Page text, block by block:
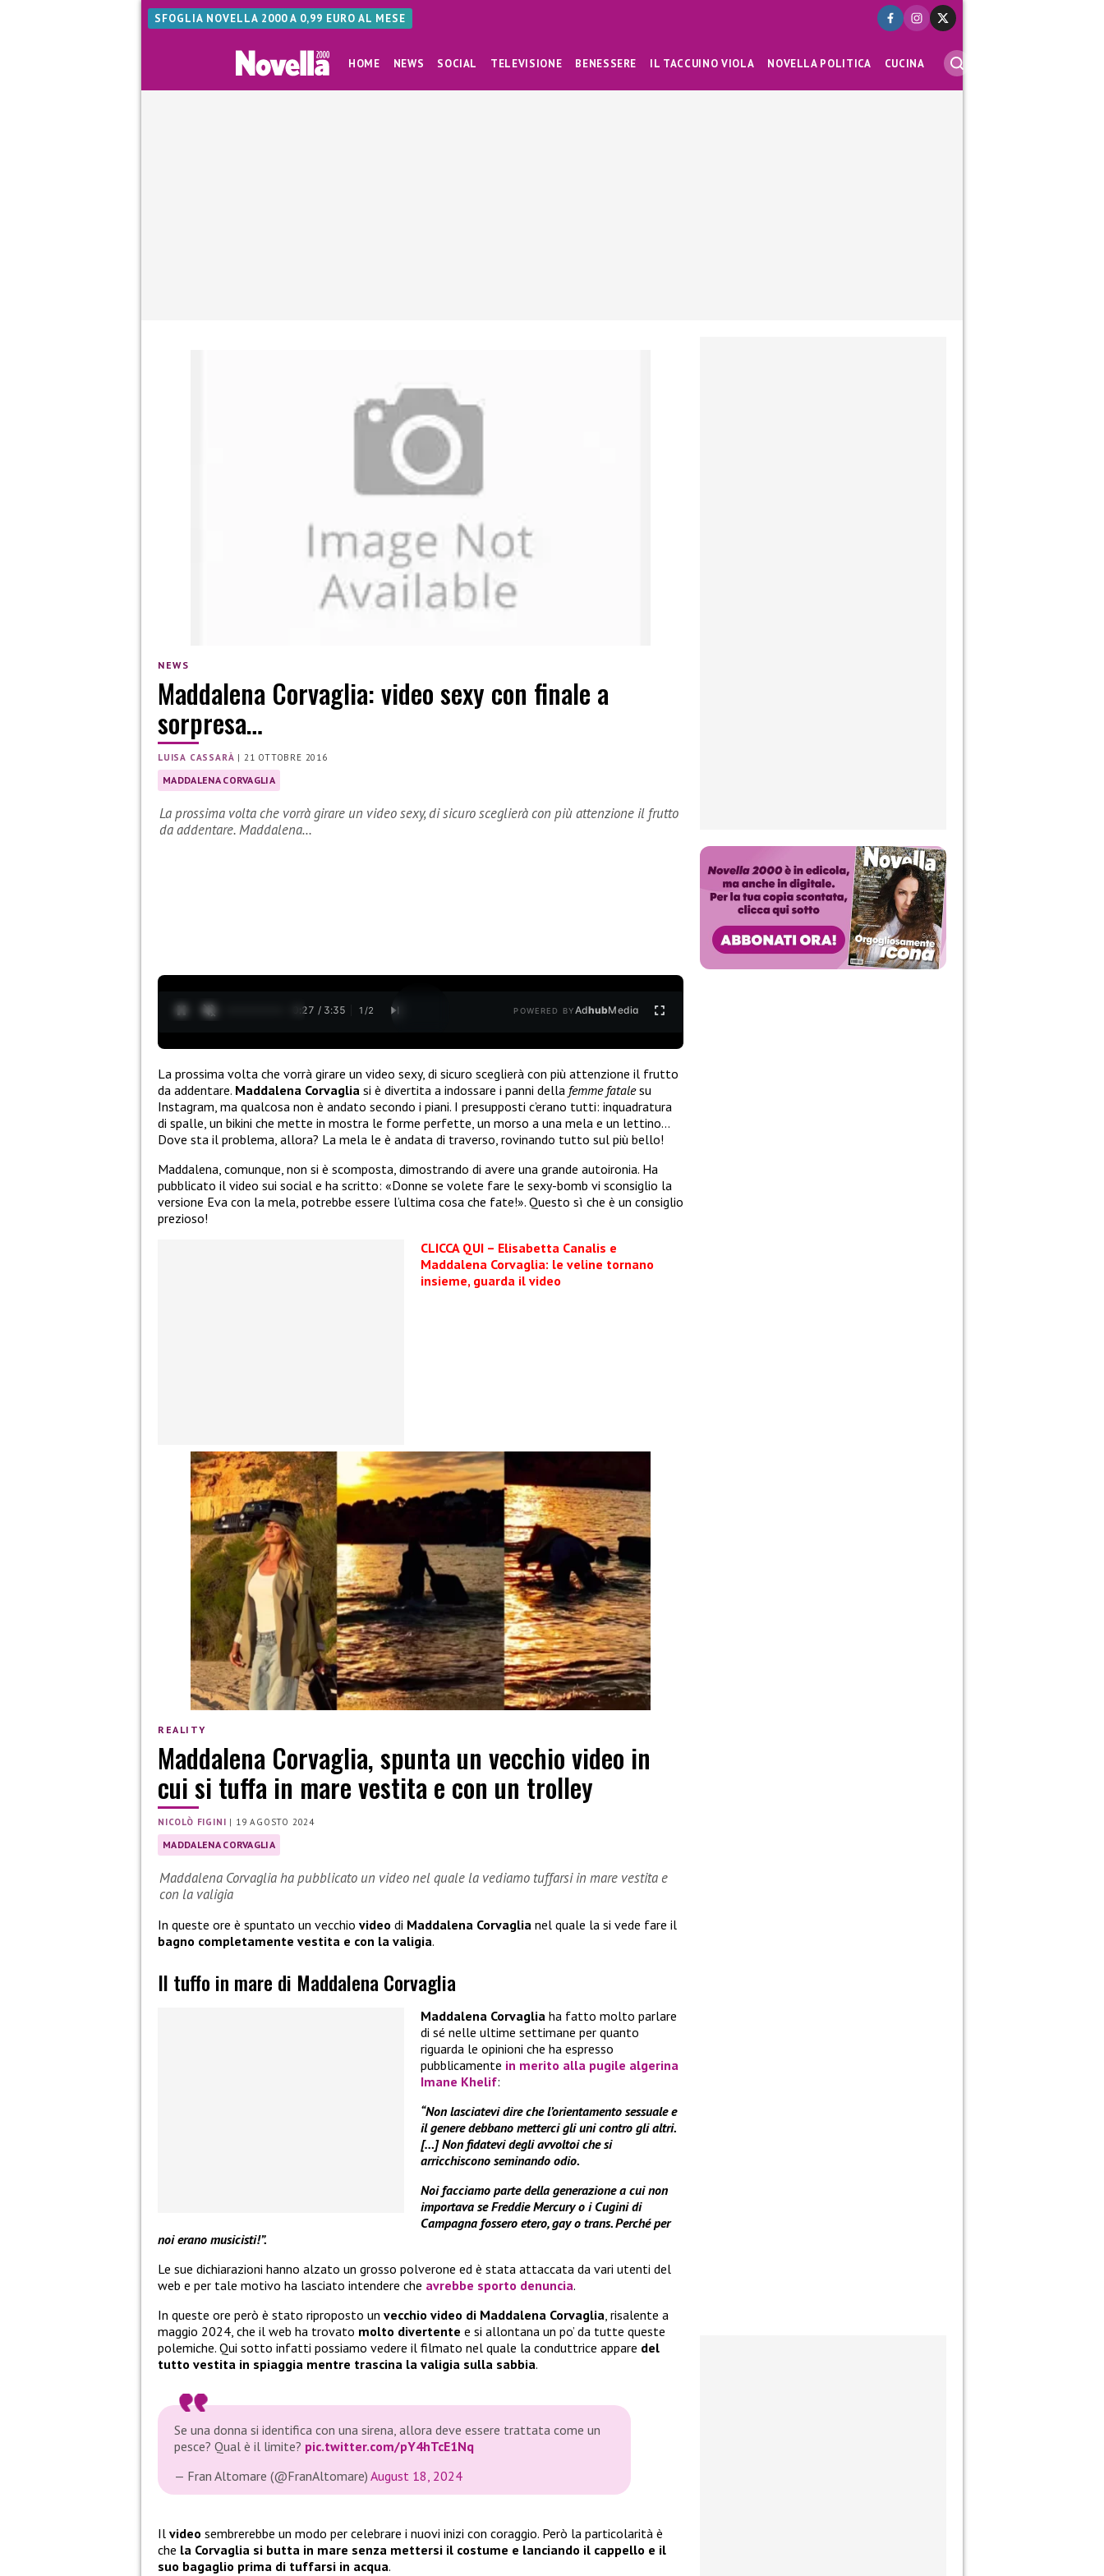
SFOGLIA NOVELLA 2000 A 0,99 EURO AL MESE
HOME NEWS SOCIAL TELEVISIONE BENESSERE IL TACCUINO VIOLA NOVELLA POLITICA CUCINA
NEWS
Maddalena Corvaglia: video sexy con finale a
sorpresa…
LUISA CASSARÀ | 21 OTTOBRE 2016
MADDALENA CORVAGLIA
La prossima volta che vorrà girare un video sexy, di sicuro sceglierà con più attenzione il frutto
da addentare. Maddalena…
0:28 / 3:35 1 /2 POWERED BYAdhubMedia
La prossima volta che vorrà girare un video sexy, di sicuro sceglierà con più attenzione il frutto
da addentare. Maddalena Corvaglia si è divertita a indossare i panni della femme fatalesu
Instagram, ma qualcosa non è andato secondo i piani. I presupposti c’erano tutti: inquadratura
di spalle, un bikini che mette in mostra le forme perfette, un morso a una mela e un lettino…
Dove sta il problema, allora? La mela le è andata di traverso, rovinando tutto sul più bello!
Maddalena, comunque, non si è scomposta, dimostrando di avere una grande autoironia. Ha
pubblicato il video sui social e ha scritto: «Donne se volete fare le sexy-bomb vi sconsiglio la
versione Eva con la mela, potrebbe essere l’ultima cosa che fate!». Questo sì che è un consiglio
prezioso!
CLICCA QUI – Elisabetta Canalis e
Maddalena Corvaglia: le veline tornano
insieme, guarda il video
REALITY
Maddalena Corvaglia, spunta un vecchio video in
cui si tuffa in mare vestita e con un trolley
NICOLÒ FIGINI | 19 AGOSTO 2024
MADDALENA CORVAGLIA
Maddalena Corvaglia ha pubblicato un video nel quale la vediamo tuffarsi in mare vestita e
con la valigia
In queste ore è spuntato un vecchio video di Maddalena Corvaglia nel quale la si vede fare il
bagno completamente vestita e con la valigia.
Il tuffo in mare di Maddalena Corvaglia
Maddalena Corvaglia ha fatto molto parlare
di sé nelle ultime settimane per quanto
riguarda le opinioni che ha espresso
pubblicamente in merito alla pugile algerina
Imane Khelif:
“Non lasciatevi dire che l’orientamento sessuale e
il genere debbano metterci gli uni contro gli altri.
[…] Non fidatevi degli avvoltoi che si
arricchiscono seminando odio.
Noi facciamo parte della generazione a cui non
importava se Freddie Mercury o i Cugini di
Campagna fossero etero, gay o trans. Perché per
noi erano musicisti!”.
Le sue dichiarazioni hanno alzato un grosso polverone ed è stata attaccata da vari utenti del
web e per tale motivo ha lasciato intendere che avrebbe sporto denuncia.
In queste ore però è stato riproposto un vecchio video di Maddalena Corvaglia, risalente a
maggio 2024, che il web ha trovato molto divertente e si allontana un po’ da tutte queste
polemiche. Qui sotto infatti possiamo vedere il filmato nel quale la conduttrice appare del
tutto vestita in spiaggia mentre trascina la valigia sulla sabbia.
Se una donna si identifica con una sirena, allora deve essere trattata come un
pesce? Qual è il limite? pic.twitter.com/pY4hTcE1Nq
— Fran Altomare (@FranAltomare) August 18, 2024
Il video sembrerebbe un modo per celebrare i nuovi inizi con coraggio. Però la particolarità è
che la Corvaglia si butta in mare senza mettersi il costume e lanciando il cappello e il
suo bagaglio prima di tuffarsi in acqua.